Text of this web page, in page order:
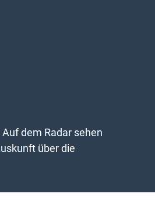
dem Radar sehen
über die